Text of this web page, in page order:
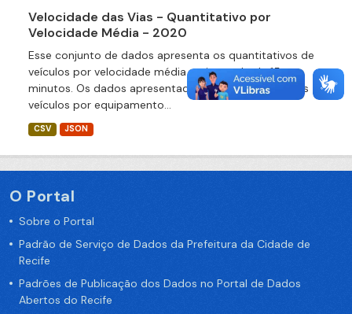
Velocidade das Vias - Quantitativo por
Velocidade Média - 2020
Esse conjunto de dados apresenta os quantitativos de
veículos por velocidade média no intervalo de 15
minutos. Os dados apresentados descrevem quantos
veículos por equipamento...
CSV JSON
O Portal
Sobre o Portal
Padrão de Serviço de Dados da Prefeitura da Cidade de
Recife
Padrões de Publicação dos Dados no Portal de Dados
Abertos do Recife